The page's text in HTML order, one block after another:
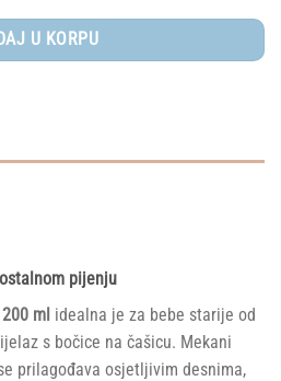
U KORPU
pijenju
ml idealna je za bebe starije od
s bočice na čašicu. Mekani
prilagođava osjetljivim desnima,